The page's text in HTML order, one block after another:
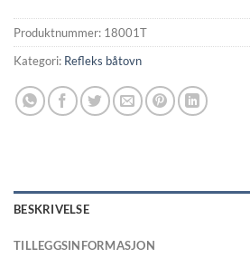
Produktnummer: 18001T
Kategori: Refleks båtovn
BESKRIVELSE
TILLEGGSINFORMASJON